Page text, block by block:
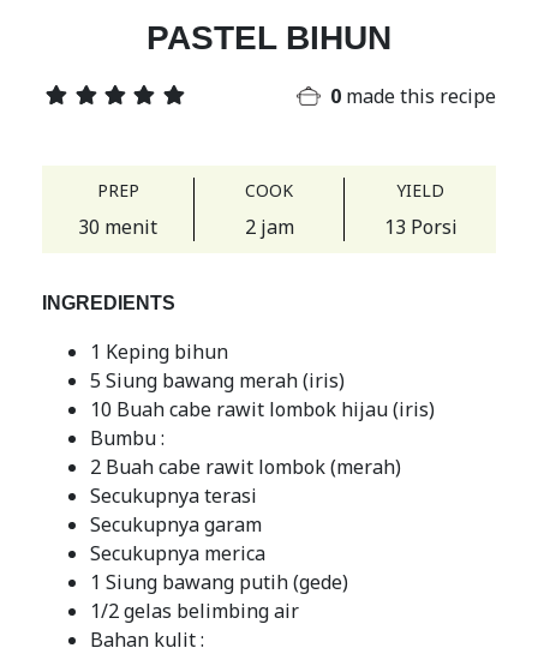
PASTEL BIHUN
0 made this recipe
PREP
30 menit
COOK
2 jam
YIELD
13 Porsi
INGREDIENTS
1 Keping bihun
5 Siung bawang merah (iris)
10 Buah cabe rawit lombok hijau (iris)
Bumbu :
2 Buah cabe rawit lombok (merah)
Secukupnya terasi
Secukupnya garam
Secukupnya merica
1 Siung bawang putih (gede)
1/2 gelas belimbing air
Bahan kulit :